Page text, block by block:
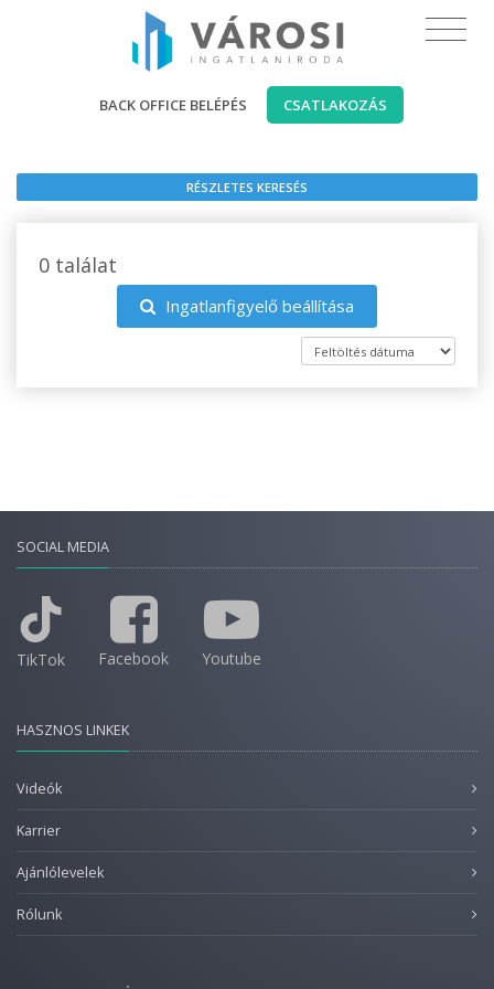
BACK OFFICE BELÉPÉS CSATLAKOZÁS
RÉSZLETES KERESÉS
0 találat
Ingatlanfigyelő beállítása
SOCIAL MEDIA
TikTok Facebook Youtube
HASZNOS LINKEK
Videók
Karrier
Ajánlólevelek
Rólunk